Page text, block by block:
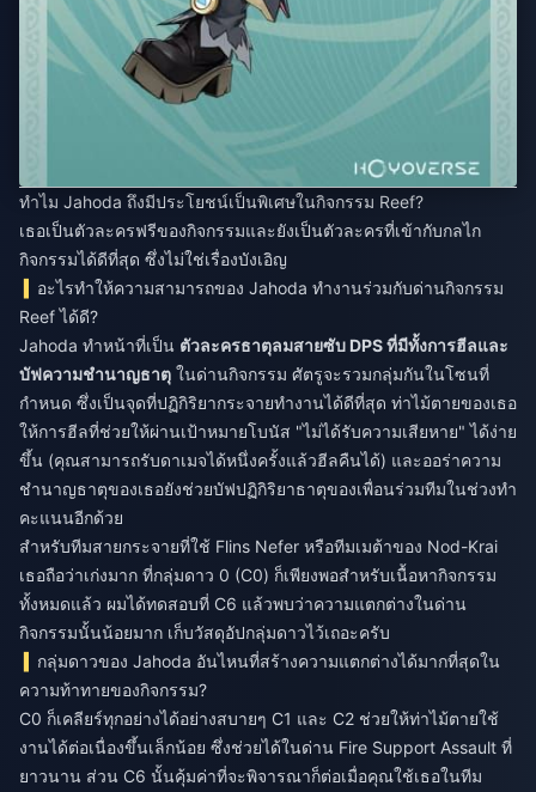
ทำไม Jahoda ถึงมีประโยชน์เป็นพิเศษในกิจกรรม Reef?
เธอเป็นตัวละครฟรีของกิจกรรมและยังเป็นตัวละครที่เข้ากับกลไก
กิจกรรมได้ดีที่สุด ซึ่งไม่ใช่เรื่องบังเอิญ
อะไรทำให้ความสามารถของ Jahoda ทำงานร่วมกับด่านกิจกรรม
Reef ได้ดี?
Jahoda ทำหน้าที่เป็น ตัวละครธาตุลมสายซับ DPS ที่มีทั้งการฮีลและ
บัฟความชำนาญธาตุ ในด่านกิจกรรม ศัตรูจะรวมกลุ่มกันในโซนที่
กำหนด ซึ่งเป็นจุดที่ปฏิกิริยากระจายทำงานได้ดีที่สุด ท่าไม้ตายของเธอ
ให้การฮีลที่ช่วยให้ผ่านเป้าหมายโบนัส "ไม่ได้รับความเสียหาย" ได้ง่าย
ขึ้น (คุณสามารถรับดาเมจได้หนึ่งครั้งแล้วฮีลคืนได้) และออร่าความ
ชำนาญธาตุของเธอยังช่วยบัฟปฏิกิริยาธาตุของเพื่อนร่วมทีมในช่วงทำ
คะแนนอีกด้วย
สำหรับทีมสายกระจายที่ใช้ Flins Nefer หรือทีมเมต้าของ Nod-Krai
เธอถือว่าเก่งมาก ที่กลุ่มดาว 0 (C0) ก็เพียงพอสำหรับเนื้อหากิจกรรม
ทั้งหมดแล้ว ผมได้ทดสอบที่ C6 แล้วพบว่าความแตกต่างในด่าน
กิจกรรมนั้นน้อยมาก เก็บวัสดุอัปกลุ่มดาวไว้เถอะครับ
กลุ่มดาวของ Jahoda อันไหนที่สร้างความแตกต่างได้มากที่สุดใน
ความท้าทายของกิจกรรม?
C0 ก็เคลียร์ทุกอย่างได้อย่างสบายๆ C1 และ C2 ช่วยให้ท่าไม้ตายใช้
งานได้ต่อเนื่องขึ้นเล็กน้อย ซึ่งช่วยได้ในด่าน Fire Support Assault ที่
ยาวนาน ส่วน C6 นั้นคุ้มค่าที่จะพิจารณาก็ต่อเมื่อคุณใช้เธอในทีม